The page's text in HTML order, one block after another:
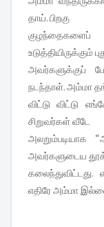
தாய். பிறகு
உடுத்தியிருக்கும்
அவர்களுக்குப்
நடந்தாள். அம்மா
விட்டு விட்டு
சிறுவர்கள் வீடே
அலறும்படியாக
அவர்களுடைய
எதிரே அம்மா